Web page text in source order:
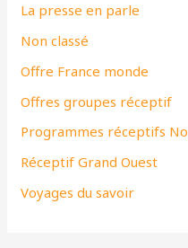
La presse en parle
Non classé
Offre France monde
Offres groupes réceptif
Programmes réceptifs
Réceptif Grand Ouest
Voyages du savoir